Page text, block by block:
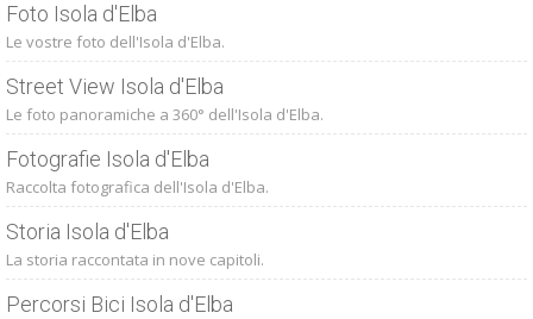
Foto Isola d'Elba
Le vostre foto dell'Isola d'Elba.
Street View Isola d'Elba
Le foto panoramiche a 360° dell'Isola d'Elba.
Fotografie Isola d'Elba
Raccolta fotografica dell'Isola d'Elba.
Storia Isola d'Elba
La storia raccontata in nove capitoli.
Percorsi Bici Isola d'Elba